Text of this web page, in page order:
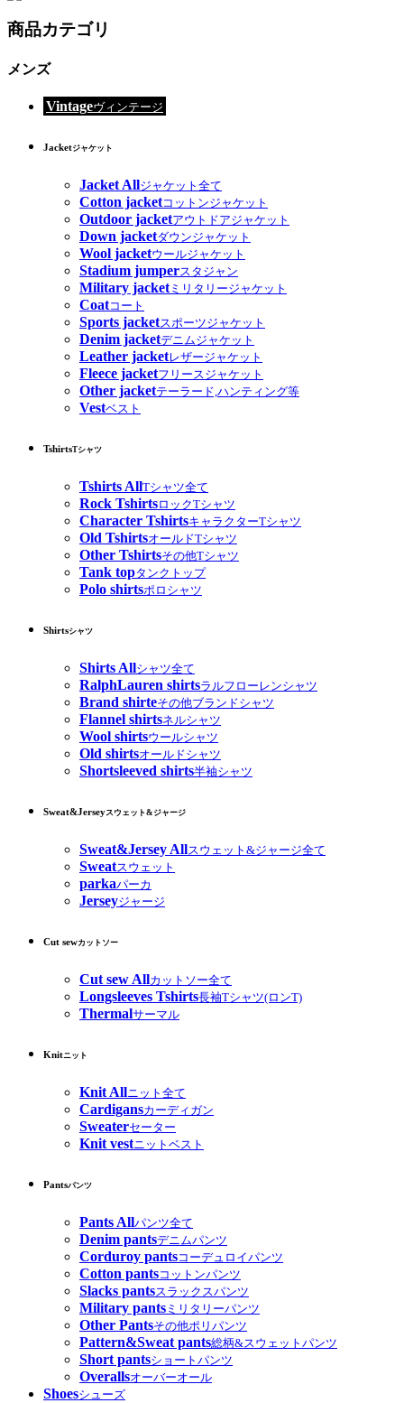
商品カテゴリ
メンズ
Vintageヴィンテージ
Jacketジャケット
Jacket Allジャケット全て
Cotton jacketコットンジャケット
Outdoor jacketアウトドアジャケット
Down jacketダウンジャケット
Wool jacketウールジャケット
Stadium jumperスタジャン
Military jacketミリタリージャケット
Coatコート
Sports jacketスポーツジャケット
Denim jacketデニムジャケット
Leather jacketレザージャケット
Fleece jacketフリースジャケット
Other jacketテーラード,ハンティング等
Vestベスト
TshirtsTシャツ
Tshirts AllTシャツ全て
Rock TshirtsロックTシャツ
Character TshirtsキャラクターTシャツ
Old TshirtsオールドTシャツ
Other Tshirtsその他Tシャツ
Tank topタンクトップ
Polo shirtsポロシャツ
Shirtsシャツ
Shirts Allシャツ全て
RalphLauren shirtsラルフローレンシャツ
Brand shirteその他ブランドシャツ
Flannel shirtsネルシャツ
Wool shirtsウールシャツ
Old shirtsオールドシャツ
Shortsleeved shirts半袖シャツ
Sweat&Jerseyスウェット&ジャージ
Sweat&Jersey Allスウェット&ジャージ全て
Sweatスウェット
parkaパーカ
Jerseyジャージ
Cut sewカットソー
Cut sew Allカットソー全て
Longsleeves Tshirts長袖Tシャツ(ロンT)
Thermalサーマル
Knitニット
Knit Allニット全て
Cardigansカーディガン
Sweaterセーター
Knit vestニットベスト
Pantsパンツ
Pants Allパンツ全て
Denim pantsデニムパンツ
Corduroy pantsコーデュロイパンツ
Cotton pantsコットンパンツ
Slacks pantsスラックスパンツ
Military pants ミリタリーパンツ
Other Pantsその他ポリパンツ
Pattern&Sweat pants総柄&スウェットパンツ
Short pantsショートパンツ
Overallsオーバーオール
Shoesシューズ